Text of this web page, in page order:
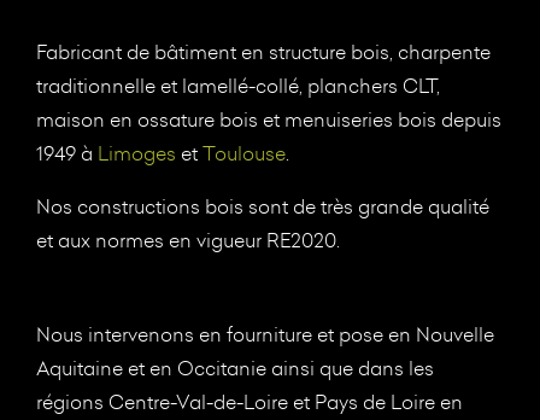
Fabricant de bâtiment en structure bois, charpente
traditionnelle et lamellé-collé, planchers CLT,
maison en ossature bois et menuiseries bois depuis
1949 à Limoges etToulouse.
Nos constructions bois sont de très grande qualité
et aux normes en vigueur RE2020.
Nous intervenons en fourniture et pose en Nouvelle
Aquitaine et en Occitanie ainsi que dans les
régions Centre-Val-de-Loire et Pays de Loire en